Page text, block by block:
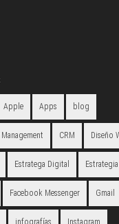
Apple Apps blog
CRM Diseño
Estratega Digital Estrategia
Facebook Messenger Gmail
infografías Instagram